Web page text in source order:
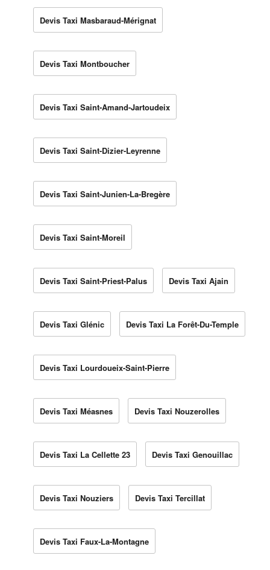
Devis Taxi Masbaraud-Mérignat
Devis Taxi Montboucher
Devis Taxi Saint-Amand-Jartoudeix
Devis Taxi Saint-Dizier-Leyrenne
Devis Taxi Saint-Junien-La-Bregère
Devis Taxi Saint-Moreil
Devis Taxi Saint-Priest-Palus Devis Taxi Ajain
Devis Taxi Glénic Devis Taxi La Forêt-Du-Temple
Devis Taxi Lourdoueix-Saint-Pierre
Devis Taxi Méasnes Devis Taxi Nouzerolles
Devis Taxi La Cellette 23 Devis Taxi Genouillac
Devis Taxi Nouziers Devis Taxi Tercillat
Devis Taxi Faux-La-Montagne